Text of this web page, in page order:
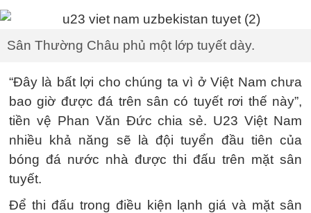
Sân Thường Châu phủ một lớp tuyết dày.
“Đây là bất lợi cho chúng ta vì ở Việt Nam chưa
bao giờ được đá trên sân có tuyết rơi thế này”,
tiền vệ Phan Văn Đức chia sẻ. U23 Việt Nam
nhiều khả năng sẽ là đội tuyển đầu tiên của
bóng đá nước nhà được thi đấu trên mặt sân
tuyết.
Để thi đấu trong điều kiện lạnh giá và mặt sân